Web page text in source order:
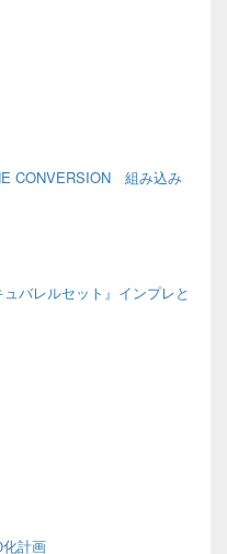
CONVERSION 組み込み
バレルセット』インプレと
計画